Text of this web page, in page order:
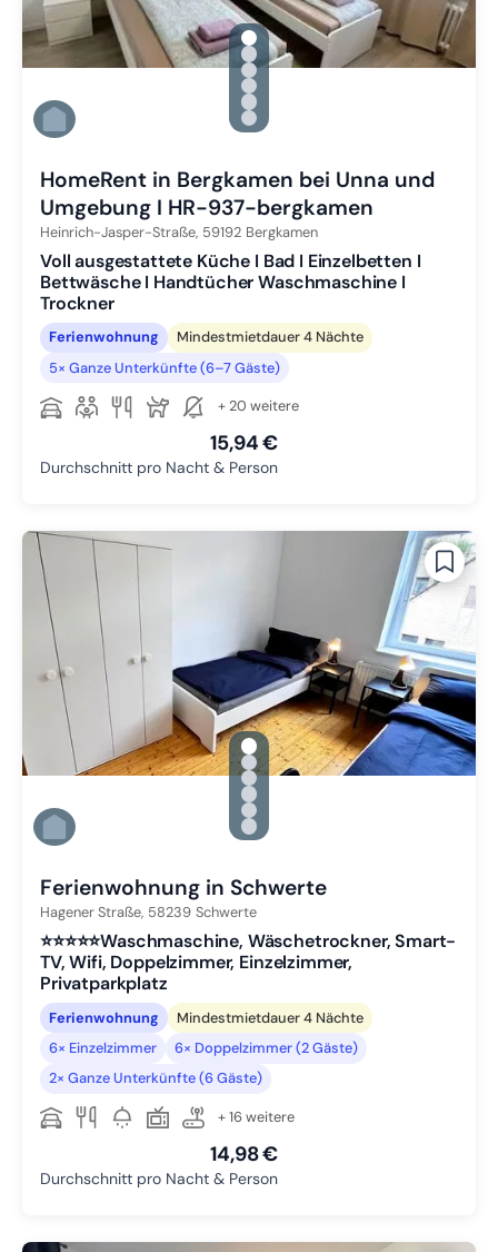
gallery.slide_selector
Zu Slide 1 wechseln
Zu Slide 2 wechseln
Zu Slide 3 wechseln
Zu Slide 4 wechseln
Zu Slide 5 wechseln
Zu Slide 6 wechseln
HomeRent in Bergkamen bei Unna und
Umgebung I HR-937-bergkamen
Heinrich-Jasper-Straße, 59192 Bergkamen
Voll ausgestattete Küche I Bad I Einzelbetten I
Bettwäsche I Handtücher Waschmaschine I
Trockner
Ferienwohnung
Mindestmietdauer 4 Nächte
5× Ganze Unterkünfte (6–7 Gäste)
+ 20 weitere
15,94 €
Durchschnitt pro Nacht & Person
gallery.slide_selector
Zu Slide 1 wechseln
Zu Slide 2 wechseln
Zu Slide 3 wechseln
Zu Slide 4 wechseln
Zu Slide 5 wechseln
Zu Slide 6 wechseln
Ferienwohnung in Schwerte
Hagener Straße, 58239 Schwerte
⭐️⭐️⭐️⭐️⭐️Waschmaschine, Wäschetrockner, Smart-
TV, Wifi, Doppelzimmer, Einzelzimmer,
Privatparkplatz
Ferienwohnung
Mindestmietdauer 4 Nächte
6× Einzelzimmer
6× Doppelzimmer (2 Gäste)
2× Ganze Unterkünfte (6 Gäste)
+ 16 weitere
14,98 €
Durchschnitt pro Nacht & Person